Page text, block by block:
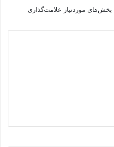
بخش‌های موردنیاز علامت‌گذاری